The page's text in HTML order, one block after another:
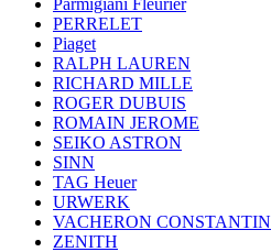
PERRELET
Piaget
RALPH LAUREN
RICHARD MILLE
ROGER DUBUIS
ROMAIN JEROME
SEIKO ASTRON
SINN
TAG Heuer
URWERK
VACHERON CONSTANTIN
ZENITH